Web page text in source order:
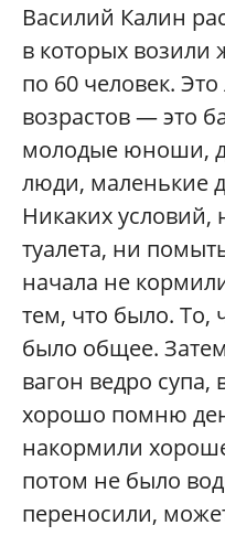
Василий Калин
в которых возили
по 60 человек.
возрастов — это
молодые юноши,
люди, маленькие
Никаких условий,
туалета, ни
начала не
тем, что было. То,
было общее.
вагон ведро
хорошо помню
накормили
потом не было
переносили,